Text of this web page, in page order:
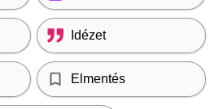
Idézet
Elmentés